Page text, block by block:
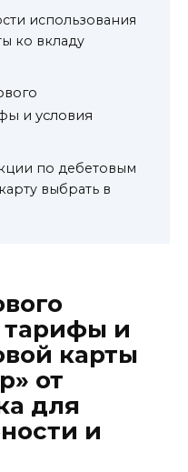
использования
ко вкладу
и условия
по дебетовым
выбрать в
тарифы и
карты
от
для
и